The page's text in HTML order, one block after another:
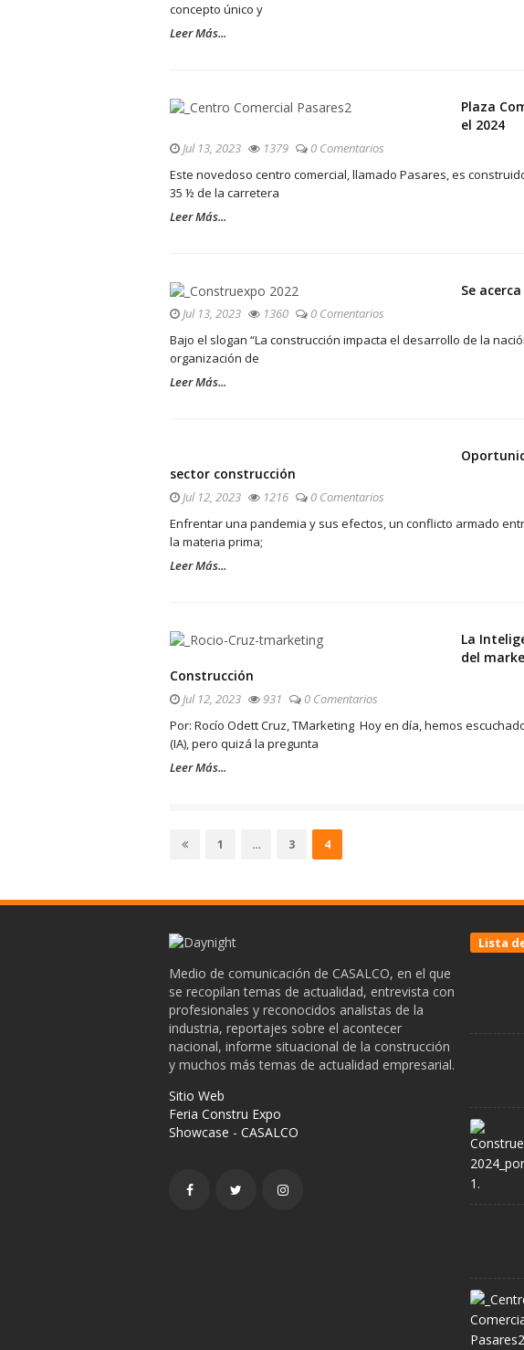
concepto único y
Leer Más...
Plaza
el 2024
Jul 13, 2023 1379
0 Comentarios
Este novedoso centro comercial, llamado Pasares, es
35 ½ de la carretera
Leer Más...
Se acerca
Jul 13, 2023 1360
0 Comentarios
Bajo el slogan “La construcción impacta el desarrollo de la
organización de
Leer Más...
sector construcción
Jul 12, 2023 1216
0 Comentarios
Enfrentar una pandemia y sus efectos, un conflicto armado
la materia prima;
Leer Más...
La
del
Construcción
Jul 12, 2023 931
0 Comentarios
Por: Rocío Odett Cruz, TMarketing Hoy en día, hemos
(IA), pero quizá la pregunta
Leer Más...
de
Página
1 … Página
3 Página
4
Medio de comunicación de CASALCO, en el que
se recopilan temas de actualidad, entrevista con
profesionales y reconocidos analistas de la
industria, reportajes sobre el acontecer
nacional, informe situacional de la construcción
y muchos más temas de actualidad empresarial.
Sitio Web
Feria Constru Expo
Showcase - CASALCO
Lista